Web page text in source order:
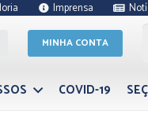
Imprensa
MINHA CONTA
COVID-19